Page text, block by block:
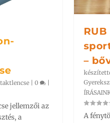
|0 |
jellemzői az
a
–
A